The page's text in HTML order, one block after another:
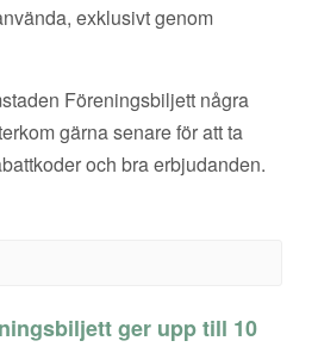
exklusivt genom
Föreningsbiljett några
gärna senare för att ta
och bra erbjudanden.
ger upp till 10